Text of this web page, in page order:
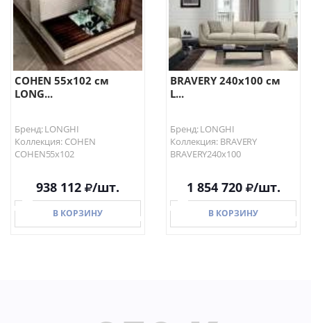
COHEN 55х102 см
LONG...
Бренд: LONGHI
Коллекция: COHEN
COHEN55х102
938 112 /шт.
В КОРЗИНУ
BRAVERY 240х100 см
L...
Бренд: LONGHI
Коллекция: BRAVERY
BRAVERY240х100
1 854 720 /шт.
В КОРЗИНУ